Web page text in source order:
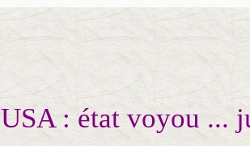
USA : état voyou ...